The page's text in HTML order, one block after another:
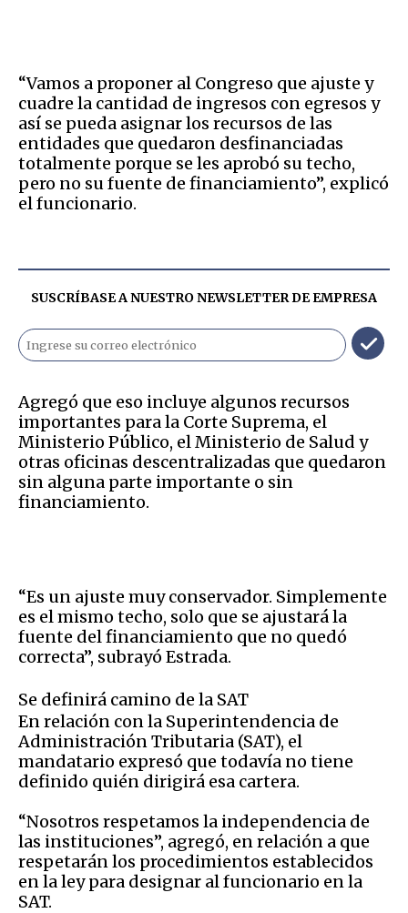
“Vamos a proponer al Congreso que ajuste y
cuadre la cantidad de ingresos con egresos y
así se pueda asignar los recursos de las
entidades que quedaron desfinanciadas
totalmente porque se les aprobó su techo,
pero no su fuente de financiamiento”, explicó
el funcionario.
SUSCRÍBASE A NUESTRO NEWSLETTER DEEMPRESA
Agregó que eso incluye algunos recursos
importantes para la Corte Suprema, el
Ministerio Público, el Ministerio de Salud y
otras oficinas descentralizadas que quedaron
sin alguna parte importante o sin
financiamiento.
“Es un ajuste muy conservador. Simplemente
es el mismo techo, solo que se ajustará la
fuente del financiamiento que no quedó
correcta”, subrayó Estrada.
Se definirá camino de la SAT
En relación con la Superintendencia de
Administración Tributaria (SAT), el
mandatario expresó que todavía no tiene
definido quién dirigirá esa cartera.
“Nosotros respetamos la independencia de
las instituciones”, agregó, en relación a que
respetarán los procedimientos establecidos
en la ley para designar al funcionario en la
SAT.